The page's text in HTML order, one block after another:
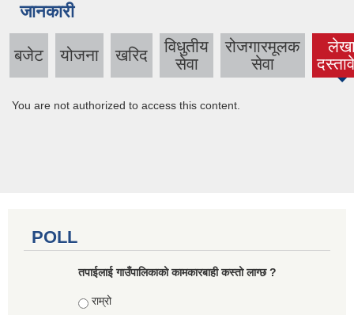
जानकारी
बजेट योजना खरिद
विधुतीय
सेवा
रोजगारमूलक
सेवा
You are not authorized to access this content.
POLL
तपाईलाई गाउँपालिकाको कामकारबाही कस्तो लाग्छ ?
Choices
राम्रो